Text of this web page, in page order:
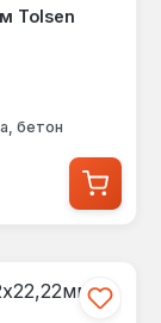
Tolsen
бетон